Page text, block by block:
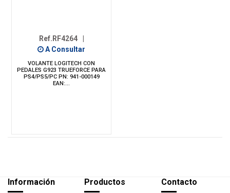
Ref.RF4264
A Consultar
VOLANTE LOGITECH CON
PEDALES G923 TRUEFORCE PARA
PS4/PS5/PC PN: 941-000149
EAN:...
Información Productos Contacto